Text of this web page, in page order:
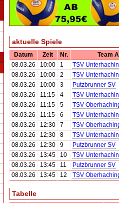
aktuelle Spiele
Datum Zeit Nr.
Team A
08.03.26
10:00 1
TSV
08.03.26
10:00 2
TSV
08.03.26
10:00 3
Putzbrunner SV
08.03.26
11:15 4
TSV
08.03.26
11:15 5
TSV
08.03.26
11:15 6
TSV
08.03.26
12:30 7
TSV
08.03.26
12:30 8
TSV
08.03.26
12:30 9
Putzbrunner SV
08.03.26
13:45 10
TSV
08.03.26
13:45 11
Putzbrunner SV
08.03.26
13:45 12 TSV
Tabelle